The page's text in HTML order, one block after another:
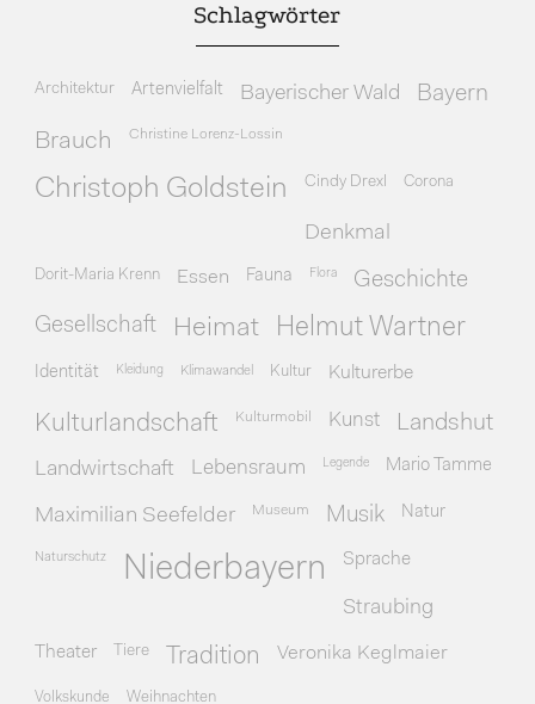
Schlagwörter
Architektur Artenvielfalt Bayerischer Wald Bayern
Brauch Christine Lorenz-Lossin
Christoph Goldstein Cindy Drexl Corona
Denkmal
Dorit-Maria Krenn Essen Fauna Flora Geschichte
Gesellschaft Heimat Helmut Wartner
Identität Kleidung Klimawandel Kultur Kulturerbe
Kulturlandschaft Kulturmobil Kunst Landshut
Landwirtschaft Lebensraum Legende Mario Tamme
Maximilian Seefelder Museum Musik Natur
Naturschutz Niederbayern Sprache
Straubing
Theater Tiere Tradition Veronika Keglmaier
Volkskunde Weihnachten